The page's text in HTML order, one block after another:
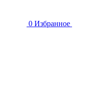
0 Избранное